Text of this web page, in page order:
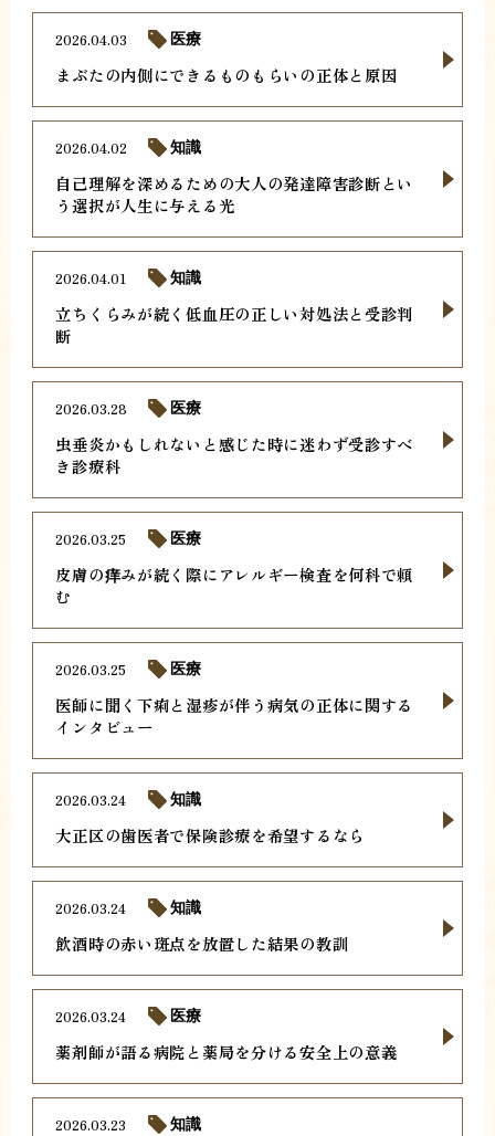
まぶたの内側にできるものもらいの正体と原因
2026.04.03 医療
自己理解を深めるための大人の発達障害診断とい
う選択が人生に与える光
2026.04.02 知識
立ちくらみが続く低血圧の正しい対処法と受診判
断
2026.04.01 知識
虫垂炎かもしれないと感じた時に迷わず受診すべ
き診療科
2026.03.28 医療
皮膚の痒みが続く際にアレルギー検査を何科で頼
む
2026.03.25 医療
医師に聞く下痢と湿疹が伴う病気の正体に関する
インタビュー
2026.03.25 医療
大正区の歯医者で保険診療を希望するなら
2026.03.24 知識
飲酒時の赤い斑点を放置した結果の教訓
2026.03.24 知識
薬剤師が語る病院と薬局を分ける安全上の意義
2026.03.24 医療
2026.03.23 知識